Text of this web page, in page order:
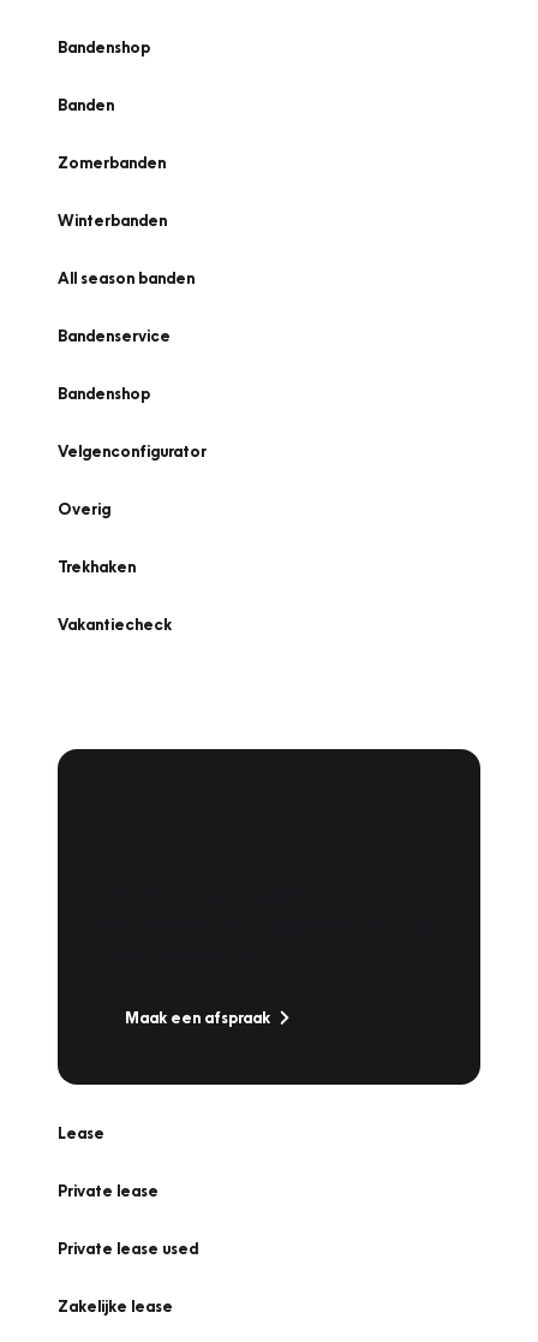
Bandenshop
Banden
Zomerbanden
Winterbanden
All season banden
Bandenservice
Bandenshop
Velgenconfigurator
Overig
Trekhaken
Vakantiecheck
Maak een afspraak
Lease
Private lease
Private lease used
Zakelijke lease